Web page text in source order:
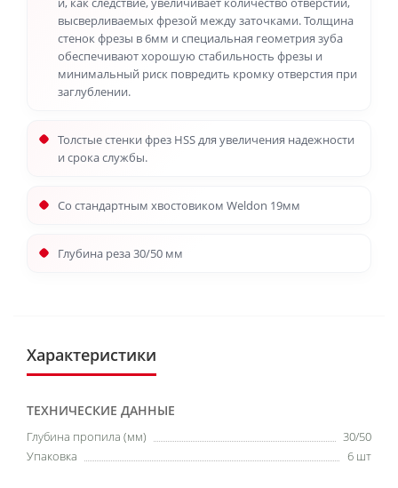
высверливаемых фрезой между заточками. Толщина
стенок фрезы в 6мм и специальная геометрия зуба
обеспечивают хорошую стабильность фрезы и
минимальный риск повредить кромку отверстия при
заглублении.
Толстые стенки фрез HSS для увеличения надежности
и срока службы.
Со стандартным хвостовиком Weldon 19мм
Глубина реза 30/50 мм
Характеристики
ТЕХНИЧЕСКИЕ ДАННЫЕ
Глубина пропила (мм)
30/50
Упаковка
6 шт